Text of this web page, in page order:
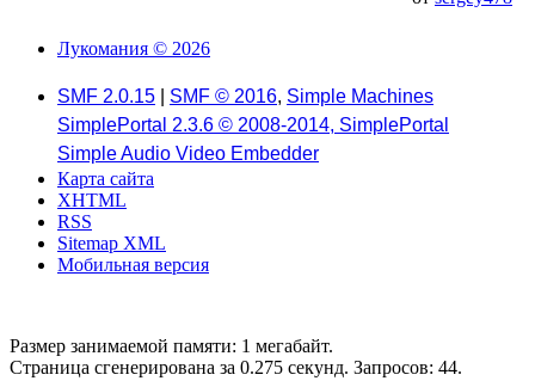
Лукомания © 2026
SMF 2.0.15 SMF © 2016, Simple Machines
SimplePortal 2.3.6 © 2008-2014, SimplePortal
Simple Audio Video Embedder
Карта сайта
XHTML
RSS
Sitemap XML
Мобильная версия
Размер занимаемой памяти: 1 мегабайт.
Страница сгенерирована за 0.275 секунд. Запросов: 44.